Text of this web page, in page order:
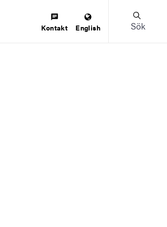
Kontakt English Sök